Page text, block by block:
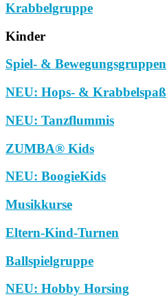
Krabbelgruppe
Kinder
Spiel- & Bewegungsgruppen
NEU: Hops- & Krabbelspaß
NEU: Tanzflummis
ZUMBA® Kids
NEU: BoogieKids
Musikkurse
Eltern-Kind-Turnen
Ballspielgruppe
NEU: Hobby Horsing